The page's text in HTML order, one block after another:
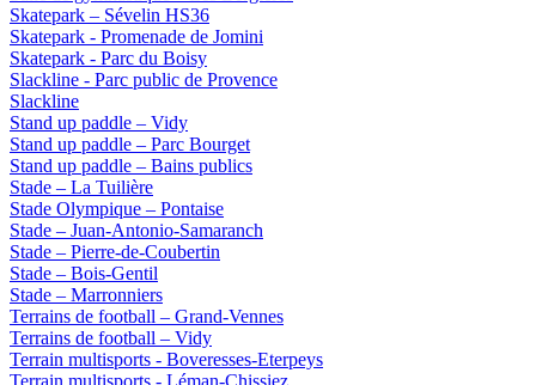
Skatepark – Sévelin HS36
Skatepark - Promenade de Jomini
Skatepark - Parc du Boisy
Slackline - Parc public de Provence
Slackline
Stand up paddle – Vidy
Stand up paddle – Parc Bourget
Stand up paddle – Bains publics
Stade – La Tuilière
Stade Olympique – Pontaise
Stade – Juan-Antonio-Samaranch
Stade – Pierre-de-Coubertin
Stade – Bois-Gentil
Stade – Marronniers
Terrains de football – Grand-Vennes
Terrains de football – Vidy
Terrain multisports - Boveresses-Eterpeys
Terrain multisports - Léman-Chissiez